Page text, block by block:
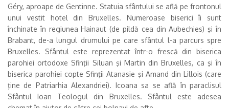
Géry, aproape de Gentinne. Statuia sfântului se află pe frontonul
unui vestit hotel din Bruxelles. Numeroase biserici îi sunt
închinate în regiunea Hainaut (de pildă cea din Aubechies) şi în
Brabant, de-a lungul drumului pe care sfântul l-a parcurs spre
Bruxelles. Sfântul este reprezentat într-o frescă din biserica
parohiei ortodoxe Sfinţii Siluan şi Martin din Bruxelles, ca şi în
biserica parohiei copte Sfinţii Atanasie şi Amand din Lillois (care
ţine de Patriarhia Alexandriei). Icoana sa se află în paraclisul
Sfântul Ioan Teologul din Bruxelles. Sfântul este adesea